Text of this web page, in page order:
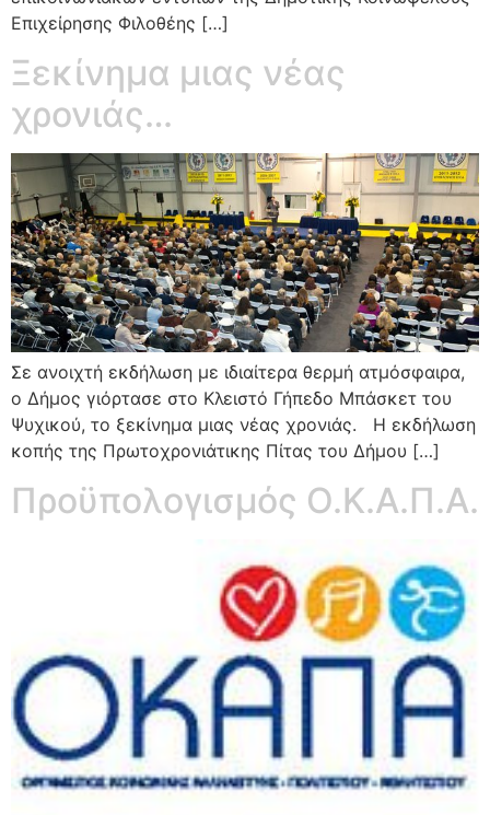
Επιχείρησης Φιλοθέης […]
Ξεκίνημα μιας νέας
χρονιάς…
Σε ανοιχτή εκδήλωση με ιδιαίτερα θερμή ατμόσφαιρα,
ο Δήμος γιόρτασε στο Κλειστό Γήπεδο Μπάσκετ του
Ψυχικού, το ξεκίνημα μιας νέας χρονιάς. Η εκδήλωση
κοπής της Πρωτοχρονιάτικης Πίτας του Δήμου […]
Προϋπολογισμός Ο.Κ.Α.Π.Α.